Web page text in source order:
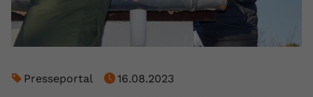
Presseportal
16.08.2023